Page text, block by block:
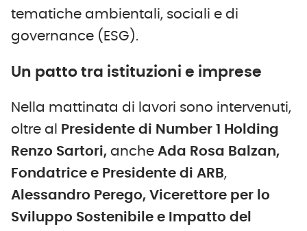
tematiche ambientali, sociali e di
governance (ESG).
Un patto tra istituzioni e imprese
Nella mattinata di lavori sono intervenuti,
oltre al
Presidente di Number 1 Holding
Renzo Sartori, anche Ada Rosa Balzan,
Fondatrice e Presidente di ARB,
Alessandro Perego, Vicerettore per lo
Sviluppo Sostenibile e Impatto del